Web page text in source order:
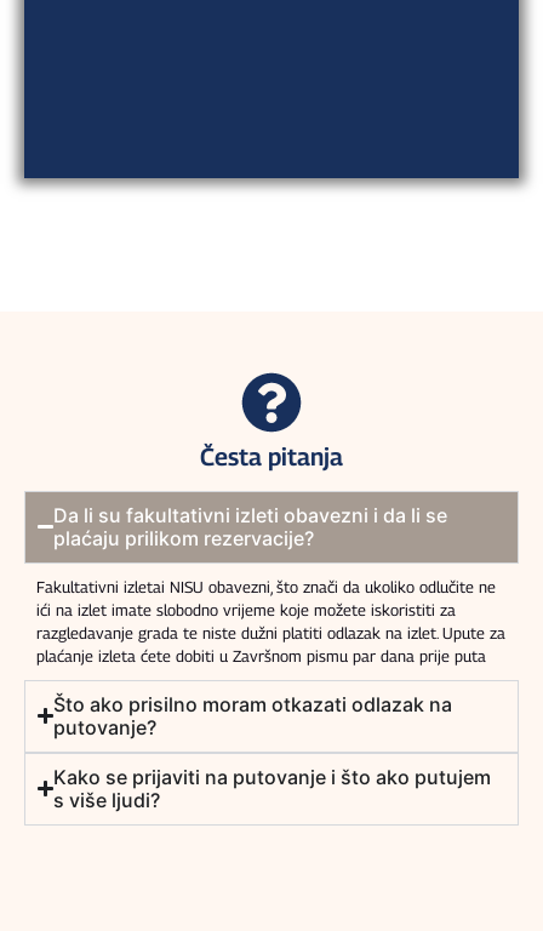
Česta pitanja
Da li su fakultativni izleti obavezni i da li se
plaćaju prilikom rezervacije?
Fakultativni izletai NISU obavezni, što znači da ukoliko odlučite ne
ići na izlet imate slobodno vrijeme koje možete iskoristiti za
razgledavanje grada te niste dužni platiti odlazak na izlet. Upute za
plaćanje izleta ćete dobiti u Završnom pismu par dana prije puta
Što ako prisilno moram otkazati odlazak na
putovanje?
Kako se prijaviti na putovanje i što ako putujem
s više ljudi?